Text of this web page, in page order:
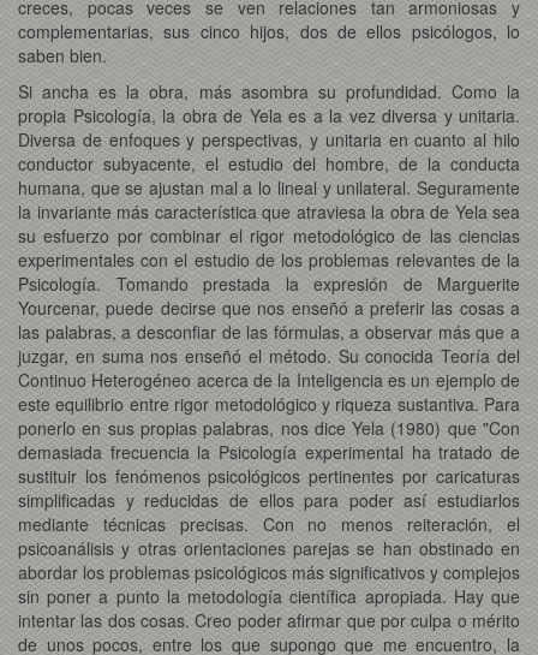
creces, pocas veces se ven relaciones tan armoniosas y
complementarias, sus cinco hijos, dos de ellos psicólogos, lo
saben bien.
Si ancha es la obra, más asombra su profundidad. Como la
propia Psicología, la obra de Yela es a la vez diversa y unitaria.
Diversa de enfoques y perspectivas, y unitaria en cuanto al hilo
conductor subyacente, el estudio del hombre, de la conducta
humana, que se ajustan mal a lo lineal y unilateral. Seguramente
la invariante más característica que atraviesa la obra de Yela sea
su esfuerzo por combinar el rigor metodológico de las ciencias
experimentales con el estudio de los problemas relevantes de la
Psicología. Tomando prestada la expresión de Marguerite
Yourcenar, puede decirse que nos enseñó a preferir las cosas a
las palabras, a desconfiar de las fórmulas, a observar más que a
juzgar, en suma nos enseñó el método. Su conocida Teoría del
Continuo Heterogéneo acerca de la Inteligencia es un ejemplo de
este equilibrio entre rigor metodológico y riqueza sustantiva. Para
ponerlo en sus propias palabras, nos dice Yela (1980) que "Con
demasiada frecuencia la Psicología experimental ha tratado de
sustituir los fenómenos psicológicos pertinentes por caricaturas
simplificadas y reducidas de ellos para poder así estudiarlos
mediante técnicas precisas. Con no menos reiteración, el
psicoanálisis y otras orientaciones parejas se han obstinado en
abordar los problemas psicológicos más significativos y complejos
sin poner a punto la metodología científica apropiada. Hay que
intentar las dos cosas. Creo poder afirmar que por culpa o mérito
de unos pocos, entre los que supongo que me encuentro, la